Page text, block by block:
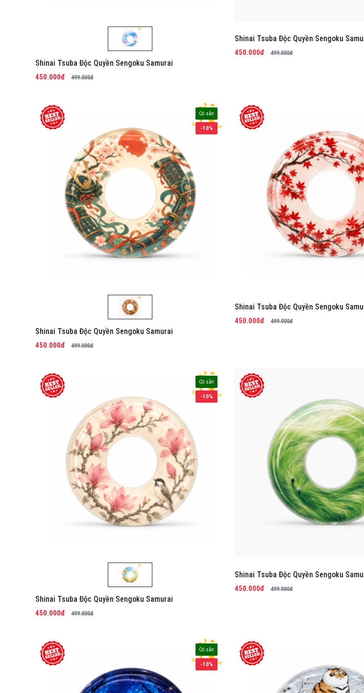
Shinai Tsuba Độc Quyền Sengoku Samurai
450.000đ 499.000đ
Shinai Tsuba Độc Quyền Sengoku
450.000đ 499.000đ
Có sẵn
Shinai Tsuba Độc Quyền Sengoku Samurai
450.000đ 499.000đ
-10%
Shinai Tsuba Độc Quyền Sengoku
450.000đ 499.000đ
Có sẵn
Shinai Tsuba Độc Quyền Sengoku Samurai
450.000đ 499.000đ
-10%
Shinai Tsuba Độc Quyền Sengoku
450.000đ 499.000đ
Có sẵn
-10%